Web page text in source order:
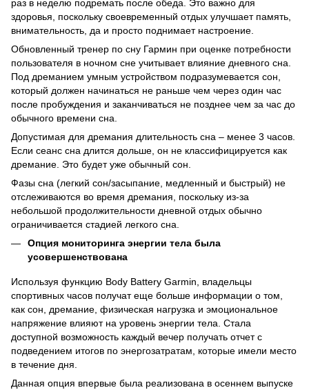
раз в неделю подремать после обеда. Это важно для
здоровья, поскольку своевременный отдых улучшает память,
внимательность, да и просто поднимает настроение.
Обновленный тренер по сну Гармин при оценке потребности
пользователя в ночном сне учитывает влияние дневного сна.
Под дреманием умным устройством подразумевается сон,
который должен начинаться не раньше чем через один час
после пробуждения и заканчиваться не позднее чем за час до
обычного времени сна.
Допустимая для дремания длительность сна – менее 3 часов.
Если сеанс сна длится дольше, он не классифицируется как
дремание. Это будет уже обычный сон.
Фазы сна (легкий сон/засыпание, медленный и быстрый) не
отслеживаются во время дремания, поскольку из-за
небольшой продолжительности дневной отдых обычно
ограничивается стадией легкого сна.
Опция мониторинга энергии тела была
усовершенствована
Используя функцию Body Battery Garmin, владельцы
спортивных часов получат еще больше информации о том,
как сон, дремание, физическая нагрузка и эмоциональное
напряжение влияют на уровень энергии тела. Стала
доступной возможность каждый вечер получать отчет с
подведением итогов по энергозатратам, которые имели место
в течение дня.
Данная опция впервые была реализована в осеннем выпуске